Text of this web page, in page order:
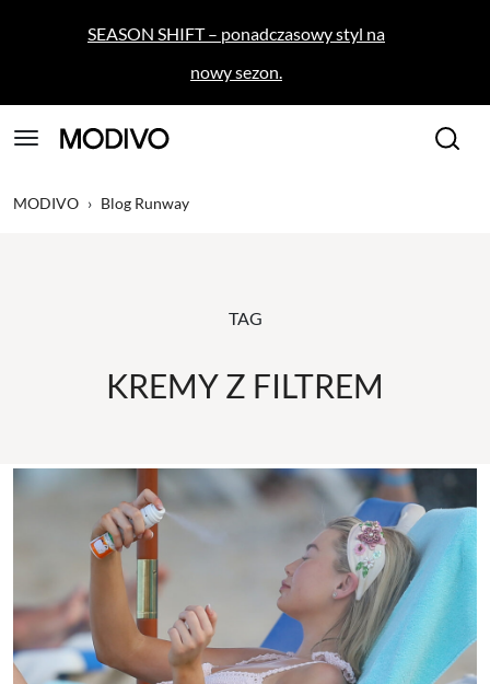
SEASON SHIFT – ponadczasowy styl na
nowy sezon.
MODIVO › Blog Runway
TAG
KREMY Z FILTREM